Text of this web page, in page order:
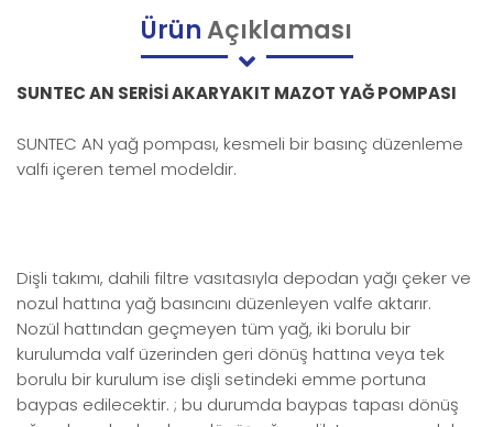
ÜrünAçıklaması
SUNTEC AN SERİSİ AKARYAKIT MAZOT YAĞ POMPASI
SUNTEC AN yağ pompası, kesmeli bir basınç düzenleme
valfi içeren temel modeldir.
Dişli takımı, dahili filtre vasıtasıyla depodan yağı çeker ve
nozul hattına yağ basıncını düzenleyen valfe aktarır.
Nozül hattından geçmeyen tüm yağ, iki borulu bir
kurulumda valf üzerinden geri dönüş hattına veya tek
borulu bir kurulum ise dişli setindeki emme portuna
baypas edilecektir. ; bu durumda baypas tapası dönüş